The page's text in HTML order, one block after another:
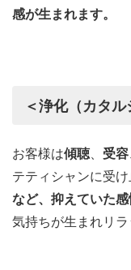
感が生まれます。
＜浄化（カタル
お客様は傾聴、 受容
テティシャンに受け
など、抑えていた
気持ちが生まれリラ